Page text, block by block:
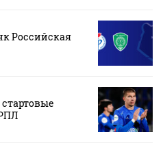
Российская